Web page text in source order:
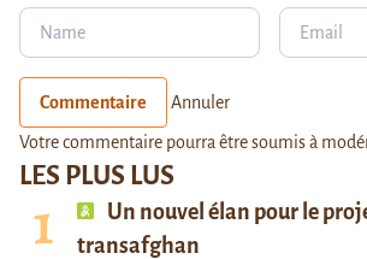
LES PLUS LUS
Un nouvel élan pour le
transafghan
Commentaire Annuler
Votre commentaire pourra être soumis à